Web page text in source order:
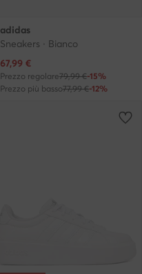
adidas
Sneakers · Bianco
Prezzo attuale
67,99 €
Prezzo regolare79,99 €-15%
Prezzo più basso77,99 €-12%